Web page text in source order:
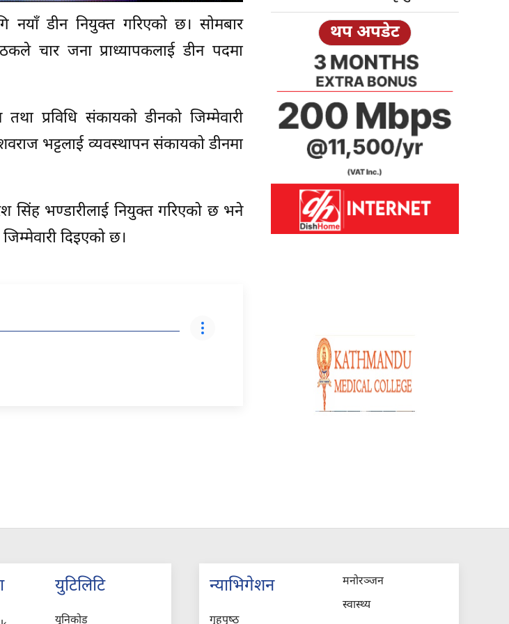
नयाँ डीन नियुक्त गरिएको छ। सोमबार
चार जना प्राध्यापकलाई डीन पदमा
तथा प्रविधि संकायको डीनको जिम्मेवारी
भट्टलाई व्यवस्थापन संकायको डीनमा
सिंह भण्डारीलाई नियुक्त गरिएको छ भने
दिइएको छ।
थप अपडेट
युटिलिटि
युनिकोड
न्याभिगेशन
गृहपृष्‍ठ
मनोरञ्जन
स्वास्थ्य